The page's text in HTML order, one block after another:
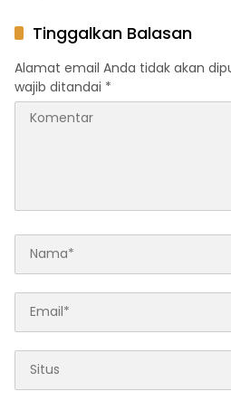
Tinggalkan Balasan
Alamat email Anda tidak akan
wajib ditandai *